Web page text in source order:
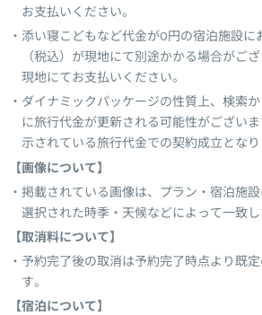
お支払いください。
添い寝こどもなど代金が0円の宿泊施設に
（税込）が現地にて別途かかる場合がご
現地にてお支払いください。
ダイナミックパッケージの性質上、検索
に旅行代金が更新される可能性がござい
示されている旅行代金での契約成立となり
【画像について】
掲載されている画像は、プラン・宿泊施
選択された時季・天候などによって一致し
【取消料について】
予約完了後の取消は予約完了時点より既
す。
【宿泊について】